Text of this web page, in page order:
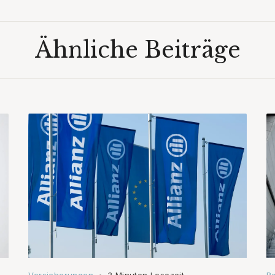
Ähnliche Beiträge